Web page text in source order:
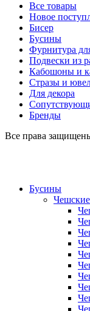
Все товары
Новое
Бисер
Бусины
Фурнитура
Подвески из
Кабошоны и
Стразы и
Для декора
Бренды
Все права
Бусины